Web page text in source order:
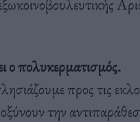
πολυκερματισμός.
προς τις
οξύνουν την